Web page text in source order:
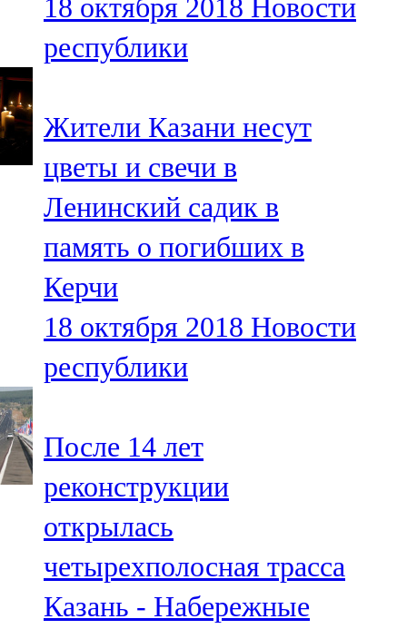
18 октября 2018 Новости
республики
Жители Казани несут
цветы и свечи в
Ленинский садик в
память о погибших в
Керчи
18 октября 2018 Новости
республики
После 14 лет
реконструкции
открылась
четырехполосная трасса
Казань - Набережные